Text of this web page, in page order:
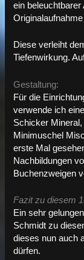
ein
Diese verleiht
Tiefenwirkung.
Gestaltung:
Für die
verwende ich
Schicker
Minimuschel
erste Mal
Nachbildungen
Buchenzweigen
Fazit zu diesem
Ein sehr
Schmidt zu
dieses nun auch
dürfen.